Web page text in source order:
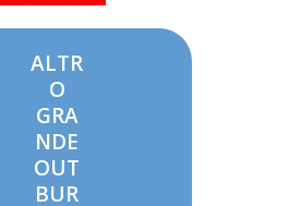
ALTR
O
GRA
NDE
OUT
BUR